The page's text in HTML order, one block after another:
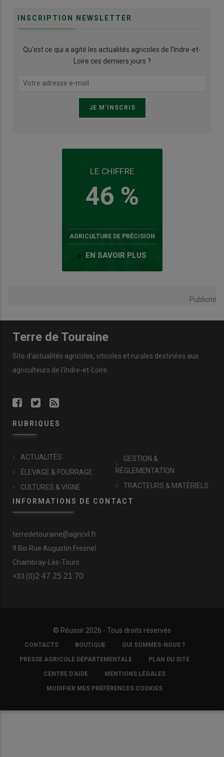
INSCRIPTION NEWSLETTER
Qu’est ce qui a agité les actualités agricoles de l'Indre-et-
Loire ces derniers jours ?
LE CHIFFRE
46 %
AGRICULTURE DE PRÉCISION
EN SAVOIR PLUS
Publicité
Terre de Touraine
Site d'actualités agricoles, viticoles et rurales destinées aux
agriculteurs de l'Indre-et-Loire.
RUBRIQUES
ACTUALITÉS
ÉLEVAGE & FOURRAGE
CULTURES & VIGNE
GESTION &
RÉGLEMENTATION
TRACTEURS & MATÉRIELS
INFORMATIONS DE CONTACT
terredetouraine@agricvl.fr
9 Bis Rue Augustin Fresnel
Chambray-Lès-Tours
+33 (0)2 47 25 21 70
© Réussir 2026 - Tous droits réservés
FOOTER
COPYRIGHT
CONTACTS BOUTIQUE QUI SOMMES-NOUS ?
PRESSE AGRICOLE DÉPARTEMENTALE PLAN DU SITE
CENTRE D'AIDE MENTIONS LÉGALES
MODIFIER MES PRÉFÉRENCES COOKIES